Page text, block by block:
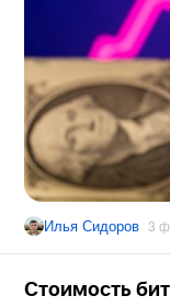
Илья Сидоров 3
Стоимость